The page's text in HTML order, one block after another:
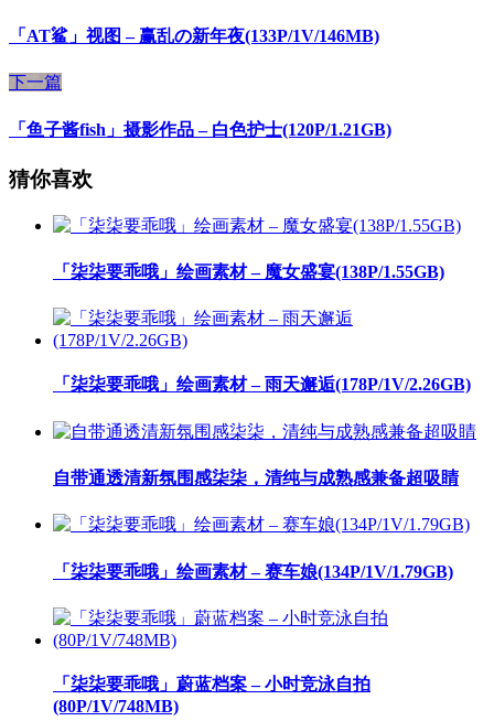
「AT鲨」视图 – 赢乱の新年夜(133P/1V/146MB)
下一篇
「鱼子酱fish」摄影作品 – 白色护士(120P/1.21GB)
猜你喜欢
「柒柒要乖哦」绘画素材 – 魔女盛宴(138P/1.55GB)
「柒柒要乖哦」绘画素材 – 雨天邂逅(178P/1V/2.26GB)
自带通透清新氛围感柒柒，清纯与成熟感兼备超吸睛
「柒柒要乖哦」绘画素材 – 赛车娘(134P/1V/1.79GB)
「柒柒要乖哦」蔚蓝档案 – 小时竞泳自拍
(80P/1V/748MB)